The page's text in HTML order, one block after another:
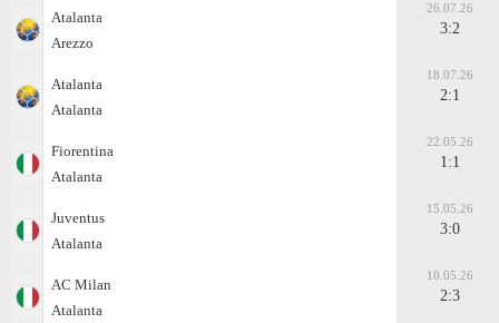
Atalanta
Arezzo
26.07.26
3:2
Atalanta
Atalanta
18.07.26
2:1
Fiorentina
Atalanta
22.05.26
1:1
Juventus
Atalanta
15.05.26
3:0
AC Milan
Atalanta
10.05.26
2:3